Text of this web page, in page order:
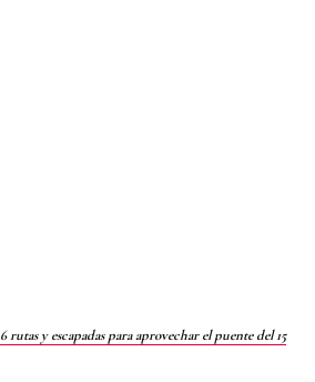
6 rutas y escapadas para aprovechar el puente del 15